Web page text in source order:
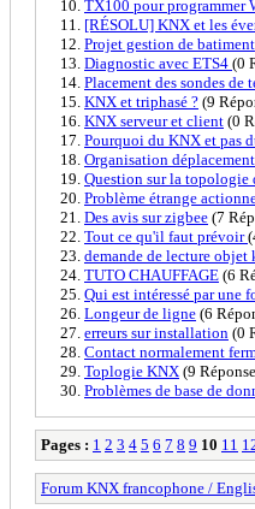
TX100 pour programmer
[RÉSOLU] KNX et les
Projet gestion de batiment
Diagnostic avec ETS4 (0
Placement des sondes de
KNX et triphasé ? (9
KNX serveur et client (0
Pourquoi du KNX et pas
Organisation
Question sur la topologie
Problème étrange
Des avis sur zigbee (7
Tout ce qu'il faut prévoir
demande de lecture objet
TUTO CHAUFFAGE (6
Qui est intéressé par une
Longeur de ligne (6
erreurs sur installation (0
Contact normalement
Toplogie KNX (9
Problèmes de base de
Pages : 1 2 3 4 5 6 7 8 9 10 11
Forum KNX francophone /